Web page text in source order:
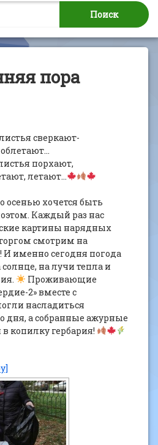
Найти:
пора
сверкают-
порхают,
летают…
осенью хочется быть
Каждый раз нас
картины нарядных
смотрим на
именно сегодня погода
на лучи тепла и
Проживающие
2» вместе с
насладиться
дня, а собранные ажурные
копилку гербария!